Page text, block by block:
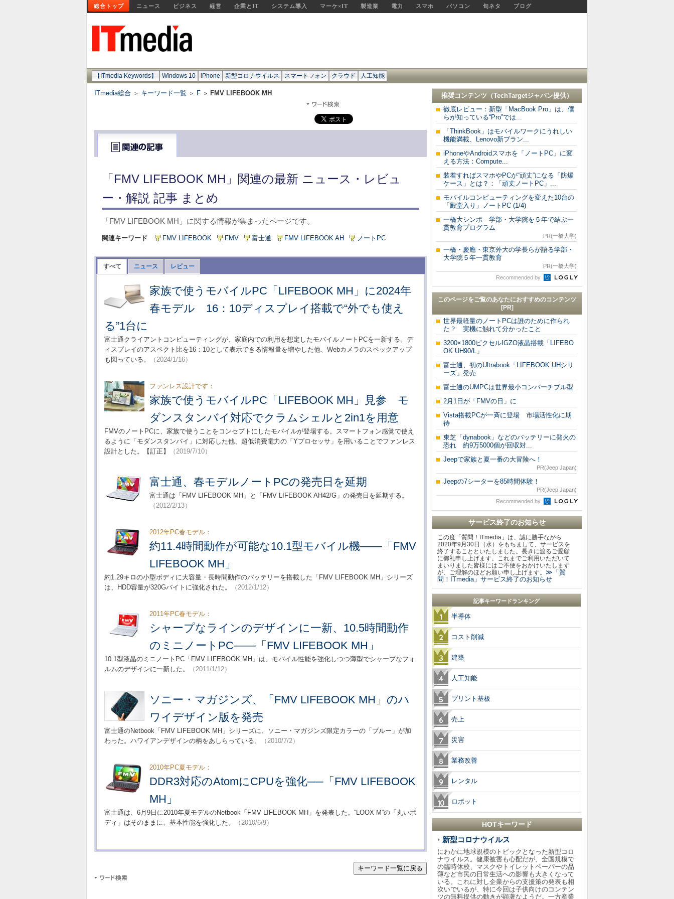
総合トップ ニュース ビジネス 経営 企業とIT システム導入 マーケ×IT 製造業 電力 スマホ パソコン 旬ネタ ブログ
【ITmedia Keywords】 Windows 10 iPhone 新型コロナウイルス スマートフォン クラウド 人工知能
ITmedia総合 > キーワード一覧 > F > FMV LIFEBOOK MH
「FMV LIFEBOOK MH」関連の最新 ニュース・レビュ
ー・解説 記事 まとめ
「FMV LIFEBOOK MH」に関する情報が集まったページです。
関連キーワード FMV LIFEBOOK FMV 富士通 FMV LIFEBOOK AH ノートPC
すべて ニュース レビュー
家族で使うモバイルPC「LIFEBOOK MH」に2024年
春モデル 16：10ディスプレイ搭載で“外でも使え
る”1台に
富士通クライアントコンピューティングが、家庭内での利用を想定したモバイルノートPCを一新する。デ
ィスプレイのアスペクト比を16：10として表示できる情報量を増やした他、Webカメラのスペックアップ
も図っている。
（2024/1/16）
ファンレス設計です：
家族で使うモバイルPC「LIFEBOOK MH」見参 モ
ダンスタンバイ対応でクラムシェルと2in1を用意
FMVのノートPCに、家族で使うことをコンセプトにしたモバイルが登場する。スマートフォン感覚で使え
るように「モダンスタンバイ」に対応した他、超低消費電力の「Yプロセッサ」を用いることでファンレス
設計とした。【訂正】
（2019/7/10）
富士通、春モデルノートPCの発売日を延期
富士通は「FMV LIFEBOOK MH」と「FMV LIFEBOOK AH42/G」の発売日を延期する。
（2012/2/13）
2012年PC春モデル：
約11.4時間動作が可能な10.1型モバイル機――「FMV
LIFEBOOK MH」
約1.29キロの小型ボディに大容量・長時間動作のバッテリーを搭載した「FMV LIFEBOOK MH」シリーズ
は、HDD容量が320Gバイトに強化された。
（2012/1/12）
2011年PC春モデル：
シャープなラインのデザインに一新、10.5時間動作
のミニノートPC――「FMV LIFEBOOK MH」
10.1型液晶のミニノートPC「FMV LIFEBOOK MH」は、モバイル性能を強化しつつ薄型でシャープなフォ
ルムのデザインに一新した。
（2011/1/12）
ソニー・マガジンズ、「FMV LIFEBOOK MH」のハ
ワイデザイン版を発売
富士通のNetbook「FMV LIFEBOOK MH」シリーズに、ソニー・マガジンズ限定カラーの「ブルー」が加
わった。ハワイアンデザインの柄をあしらっている。
（2010/7/2）
2010年PC夏モデル：
DDR3対応のAtomにCPUを強化──「FMV LIFEBOOK
MH」
富士通は、6月9日に2010年夏モデルのNetbook「FMV LIFEBOOK MH」を発表した。“LOOX M”の「丸いボ
ディ」はそのままに、基本性能を強化した。
（2010/6/9）
キーワード一覧に戻る
推奨コンテンツ（TechTargetジャパン提供）
徹底レビュー：新型「MacBook Pro」は、僕
らが知っている“Pro”では...
「ThinkBook」はモバイルワークにうれしい
機能満載、Lenovo新ブラン...
iPhoneやAndroidスマホを「ノートPC」に変
える方法：Compute...
装着すればスマホやPCが“頑丈”になる「防爆
ケース」とは？：「頑丈ノートPC」...
モバイルコンピューティングを変えた10台の
「殿堂入り」ノートPC (1/4)
一橋大シンポ 学部・大学院を５年で結ぶ一
貫教育プログラム
PR(一橋大学)
一橋・慶應・東京外大の学長らが語る学部・
大学院５年一貫教育
PR(一橋大学)
Recommended by
このページをご覧のあなたにおすすめのコンテンツ
[PR]
世界最軽量のノートPCは誰のために作られ
た？ 実機に触れて分かったこと
3200×1800ピクセルIGZO液晶搭載「LIFEBO
OK UH90/L」
富士通、初のUltrabook「LIFEBOOK UHシリ
ーズ」発売
富士通のUMPCは世界最小コンバーチブル型
2月1日が「FMVの日」に
Vista搭載PCが一斉に登場 市場活性化に期
待
東芝「dynabook」などのバッテリーに発火の
恐れ 約9万5000個が回収対...
Jeepで家族と夏一番の大冒険へ！
PR(Jeep Japan)
Jeepの7シーターを85時間体験！
PR(Jeep Japan)
Recommended by
サービス終了のお知らせ
この度「質問！ITmedia」は、誠に勝手ながら
2020年9月30日（水）をもちまして、サービスを
終了することといたしました。長きに渡るご愛顧
に御礼申し上げます。これまでご利用いただいて
まいりました皆様にはご不便をおかけいたします
が、ご理解のほどお願い申し上げます。 ≫「質
問！ITmedia」サービス終了のお知らせ
記事キーワードランキング
半導体
コスト削減
建築
人工知能
プリント基板
売上
災害
業務改善
レンタル
ロボット
HOTキーワード
新型コロナウイルス
にわかに地球規模のトピックとなった新型コロ
ナウイルス。健康被害も心配だが、全国規模で
の臨時休校、マスクやトイレットペーパーの品
薄など市民の日常生活への影響も大きくなって
いる。これに対し企業からの支援策の発表も相
次いでいるが、特に今回は子供向けのコンテン
ツの無料提供の動きが顕著なようだ。一方産業